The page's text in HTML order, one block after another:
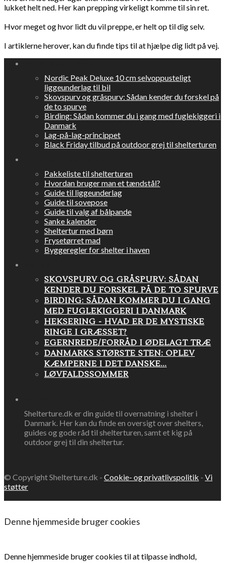
lukket helt ned. Her kan prepping virkeligt komme til sin ret.
Hvor meget og hvor lidt du vil preppe, er helt op til dig selv.
I artiklerne herover, kan du finde tips til at hjælpe dig lidt på vej.
Nordic Peak Deluxe 10 cm selvoppusteligt
liggeunderlag til bil
Skovspurv og gråspurv: Sådan kender du forskel på
de to spurve
Birding: Sådan kommer du i gang med fuglekiggeri i
Danmark
Lag-på-lag-princippet
Black Friday tilbud på outdoor grej til shelterturen
Pakkeliste til shelterturen
Hvordan bruger man et tændstål?
Guide til liggeunderlag
Guide til sovepose
Guide til valg af bålpande
Sanke kalender
Sheltertur med børn
Frysetørret mad
Byggeregler for shelter i haven
SKOVSPURV OG GRÅSPURV: SÅDAN
KENDER DU FORSKEL PÅ DE TO SPURVE
BIRDING: SÅDAN KOMMER DU I GANG
MED FUGLEKIGGERI I DANMARK
HEKSERING - HVAD ER DE MYSTISKE
RINGE I GRÆSSET?
EGERNREDE/FORRÅD I ØDELAGT TRÆ
DANMARKS STØRSTE STEN: OPLEV
KÆMPERNE I DET DANSKE...
LØVFALDSSOMMER
Shelterture.dk er din guide til overnatning i shelter i
Danmark. Her kan du finde en oversigt over shelters,
guides og gode råd til shelterturen, samt et kig på
outdoor grej til din sheltertur.
© Copyright Shelterture.dk - Cookie- og privatlivspolitik - Vi
støtter
Denne hjemmeside bruger cookies
Denne hjemmeside bruger cookies til at tilpasse indhold,